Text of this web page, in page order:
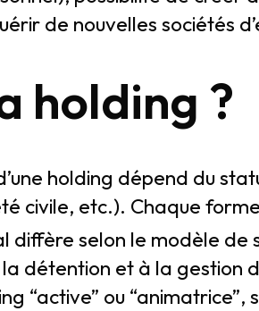
de nouvelles sociétés
holding ?
holding dépend du
civile, etc.). Chaque
diffère selon le modèle
détention et à la gestion
“active” ou